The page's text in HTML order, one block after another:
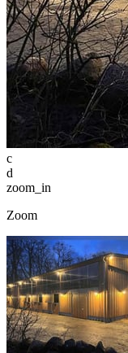
c
d
zoom_in
Zoom